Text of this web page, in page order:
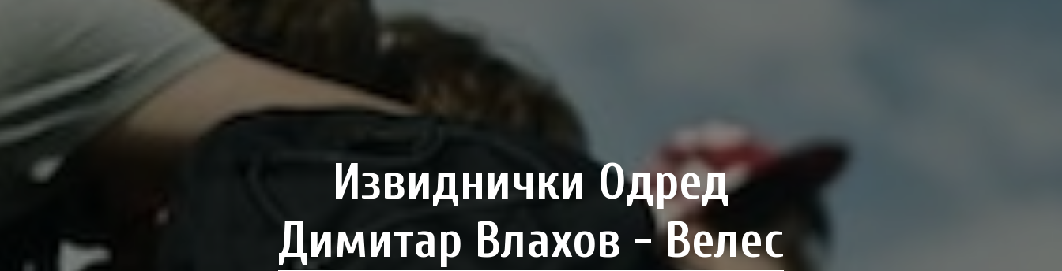
Извиднички Одред
Димитар Влахов - Велес